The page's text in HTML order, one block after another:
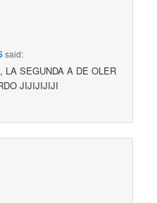
said:
LA SEGUNDA A DE OLER
JIJIJIJIJI